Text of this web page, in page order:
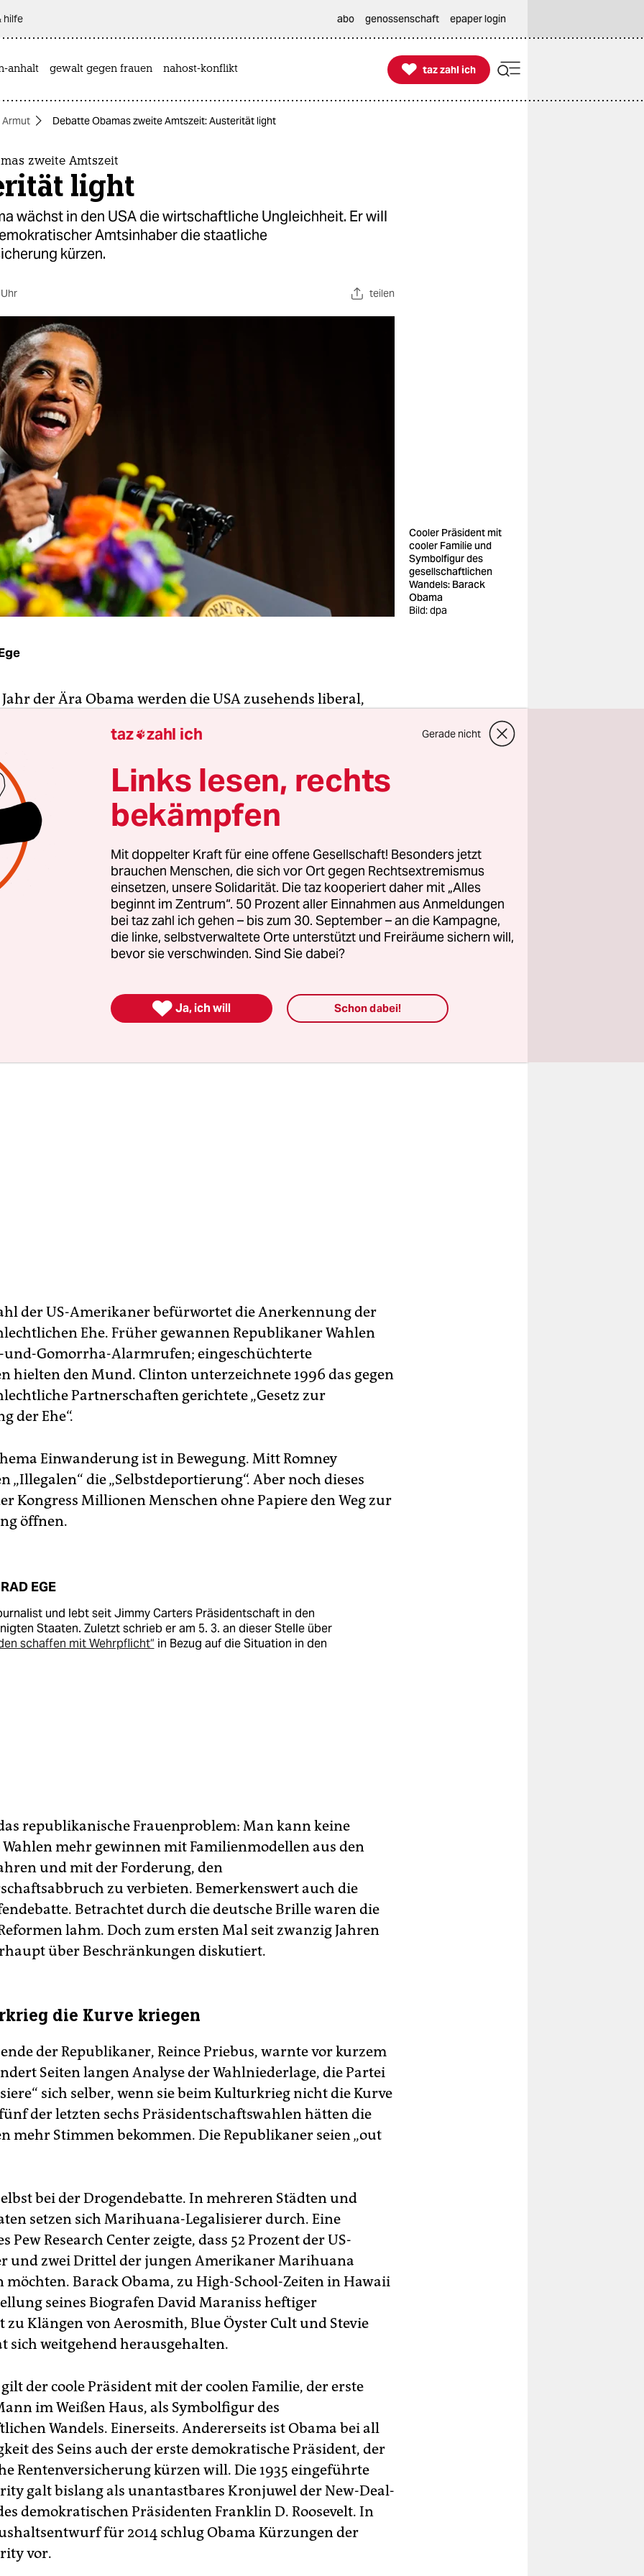
hilfe abo genossenschaft epaper login
anhalt gewalt gegen frauen nahost-konflikt 
taz zahl ich
taz zahl ich
Armut Debatte Obamas zweite Amtszeit: Austerität light
zweite Amtszeit
light
wächst in den USA die wirtschaftliche Ungleichheit. Er will
Amtsinhaber die staatliche
kürzen.
teilen
Cooler Präsident mit
cooler Familie und
Symbolfigur des
gesellschaftlichen
Wandels: Barack
Obama
Bild: dpa
der Ära Obama werden die USA zusehends liberal,
Es reflektiert die Machtverhältnisse und die
der Elite. Das sprichwörtliche eine Prozent bleibt im
locker. Da dürften die Linken auf die Straße gehen. Bei der
verteidigt man die eigenen Interessen: mit
Lobbyisten und, wenn’s sein muss, polizeilichem
paar Jahren undenkbar: Der Chef der US-amerikanischen
NHL, Gary Bettman, verkündete kürzlich, die harten
den gekrümmten Stöcken unterstützten die „LGBT
(Lesbian, Gay, Bisexual, Trans). Hockey sei für Inklusivität
NFL und die Basketballliga NBA betonen ebenfalls,
seien willkommen.
der US-Amerikaner befürwortet die Anerkennung der
Ehe. Früher gewannen Republikaner Wahlen
und-Gomorrha-Alarmrufen; eingeschüchterte
hielten den Mund. Clinton unterzeichnete 1996 das gegen
Partnerschaften gerichtete „Gesetz zur
der Ehe“.
Einwanderung ist in Bewegung. Mitt Romney
„Illegalen“ die „Selbstdeportierung“. Aber noch dieses
Kongress Millionen Menschen ohne Papiere den Weg zur
öffnen.
EGE
und lebt seit Jimmy Carters Präsidentschaft in den
Staaten. Zuletzt schrieb er am 5. 3. an dieser Stelle über
schaffen mit Wehrpflicht“ in Bezug auf die Situation in den
republikanische Frauenproblem: Man kann keine
mehr gewinnen mit Familienmodellen aus den
und mit der Forderung, den
zu verbieten. Bemerkenswert auch die
Betrachtet durch die deutsche Brille waren die
lahm. Doch zum ersten Mal seit zwanzig Jahren
über Beschränkungen diskutiert.
die Kurve kriegen
der Republikaner, Reince Priebus, warnte vor kurzem
Seiten langen Analyse der Wahlniederlage, die Partei
sich selber, wenn sie beim Kulturkrieg nicht die Kurve
der letzten sechs Präsidentschaftswahlen hätten die
mehr Stimmen bekommen. Die Republikaner seien „out
bei der Drogendebatte. In mehreren Städten und
setzen sich Marihuana-Legalisierer durch. Eine
Pew Research Center zeigte, dass 52 Prozent der US-
und zwei Drittel der jungen Amerikaner Marihuana
möchten. Barack Obama, zu High-School-Zeiten in Hawaii
seines Biografen David Maraniss heftiger
zu Klängen von Aerosmith, Blue Öyster Cult und Stevie
sich weitgehend herausgehalten.
der coole Präsident mit der coolen Familie, der erste
im Weißen Haus, als Symbolfigur des
Wandels. Einerseits. Andererseits ist Obama bei all
des Seins auch der erste demokratische Präsident, der
Rentenversicherung kürzen will. Die 1935 eingeführte
galt bislang als unantastbares Kronjuwel der New-Deal-
demokratischen Präsidenten Franklin D. Roosevelt. In
für 2014 schlug Obama Kürzungen der
vor.
taz zahl ich Gerade nicht
Links lesen, rechts
bekämpfen
Mit doppelter Kraft für eine offene Gesellschaft! Besonders jetzt
brauchen Menschen, die sich vor Ort gegen Rechtsextremismus
einsetzen, unsere Solidarität. Die taz kooperiert daher mit „Alles
beginnt im Zentrum“. 50 Prozent aller Einnahmen aus Anmeldungen
bei taz zahl ich gehen – bis zum 30. September – an die Kampagne,
die linke, selbstverwaltete Orte unterstützt und Freiräume sichern will,
bevor sie verschwinden. Sind Sie dabei?
 Ja, ich will Schon dabei!